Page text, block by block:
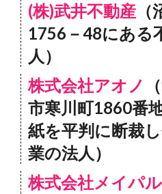
(株)武井不動産
1756－48にある
人）
株式会社アオノ
市寒川町1860番
紙を平判に断裁
業の法人）
株式会社メイパ